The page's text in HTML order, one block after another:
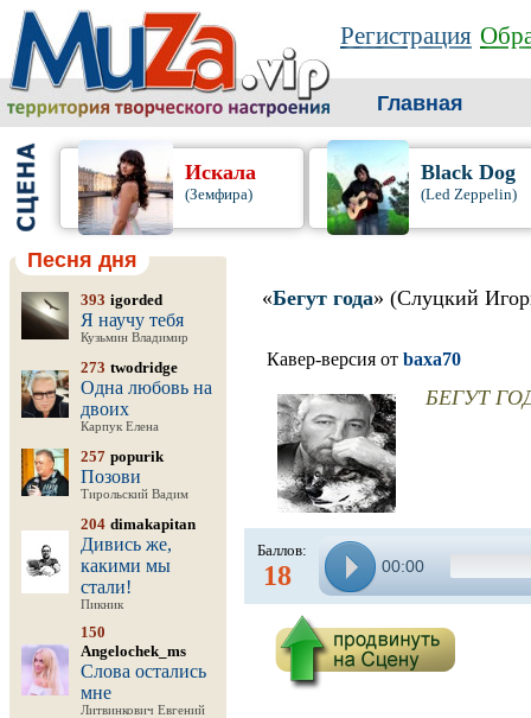
Регистрация
Главная
Искала
(Земфира)
Black Dog
(Led Zeppelin)
Песня дня
393 igorded
Я научу тебя
Кузьмин Владимир
273 twodridge
Одна любовь на
двоих
Карпук Елена
257 popurik
Позови
Тирольский Вадим
204 dimakapitan
Дивись же,
какими мы
стали!
Пикник
150
Angelochek_ms
Слова остались
мне
Литвинкович Евгений
«Бегут года» (Слуцкий
Кавер-версия от baxa70
БЕГУТ
Баллов:
18 00:00